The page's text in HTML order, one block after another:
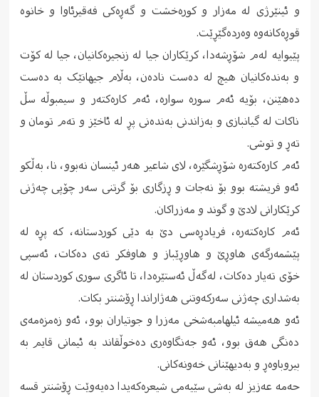
و ئینێرژى لە مەزار و کورەخشت و گەڕەکى فەقیرئاوا و خانوە
قوڕەکانەوە وەردەگێڕێت.
پێیوایە لەم شۆڕشەدا، کرێکاران جیا لە زنجیرەکانیان، جیا لە کۆت
و بەندەکانیان هیچ لە دەست نادەن، بەڵام جیهانێک بە دەست
دەهێنن، بۆیە ئەم سورە سوارە، ئەم کارەکتەر و سیمبوڵە سڵ
ناکات لە گیانبازى و بەزاندنى بەندەنى پڕ لە ئاخێز و تەم تومان و
تەڕ و توشی.
ئەم کارەکتەرە شۆڕشگێرە، لاى شاعیر هەر ئینسان نەبوو، نا، بەڵکو
ئەو فریشتە بوو بۆ نەجات و ڕزگارى بۆ گرتنى سەر چۆپى چەژنى
کرێکارانى لادێ و گوند و مەزراکان.
ئەم کارەکتەرە، فریادڕەسی دێ بە دێى کوردستانە، کە پڕە لە
پێشمەرگەى هاوڕێ و هاوڕێباز و هاوفکر تەى دەکات، ئەسپى
خۆى تەیار دەکات، لەگەڵ ئەستێرەدا، تا ئاگرى سورى کوردستان لە
بەشدارى چەژنى سەرکەوتنى هەژاراندا ڕۆشنتر بکات.
ئەو هەمیشە ئیلهامبەشخى مەزرا و جوتیاران بوو، ئەو زەمزەمەى
دەنگى هەق بوو، ئەو جەنگاوەرى دەخوڵقاند بە ئیمانى قایم بە
بیروباوەڕ و بەدیهێنانى خەونەکانى.
حەمە عەزیز لە بەشى سێیەمى شیعرەکەیدا دەیەوێت ڕۆشنتر قسە